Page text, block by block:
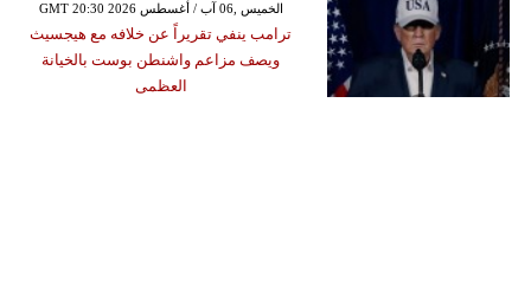
GMT 20:30 2026 الخميس ,06 آب / أغسطس
ترامب ينفي تقريراً عن خلافه مع هيجسيث
ويصف مزاعم واشنطن بوست بالخيانة
العظمى